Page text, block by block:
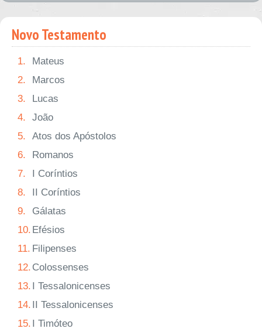
Novo Testamento
1.
Mateus
2.
Marcos
3.
Lucas
4.
João
5.
Atos dos Apóstolos
6.
Romanos
7.
I Coríntios
8.
II Coríntios
9.
Gálatas
10. Efésios
11. Filipenses
12. Colossenses
13. I Tessalonicenses
14. II Tessalonicenses
15. I Timóteo